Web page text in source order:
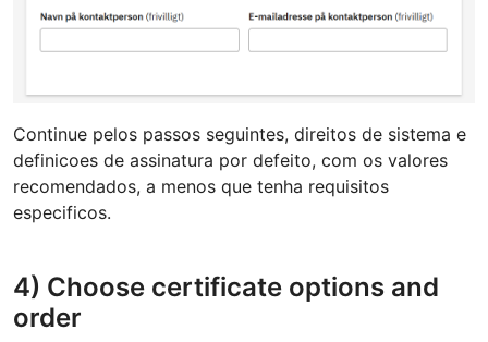
Continue pelos passos seguintes, direitos de sistema e
definicoes de assinatura por defeito, com os valores
recomendados, a menos que tenha requisitos
especificos.
4) Choose certificate options and
order